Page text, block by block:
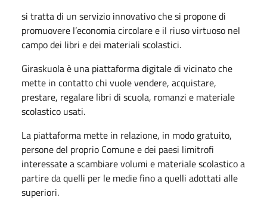
si tratta di un servizio innovativo che si propone di
promuovere l’economia circolare e il riuso virtuoso nel
campo dei libri e dei materiali scolastici.
Giraskuola è una piattaforma digitale di vicinato che
mette in contatto chi vuole vendere, acquistare,
prestare, regalare libri di scuola, romanzi e materiale
scolastico usati.
La piattaforma mette in relazione, in modo gratuito,
persone del proprio Comune e dei paesi limitrofi
interessate a scambiare volumi e materiale scolastico a
partire da quelli per le medie fino a quelli adottati alle
superiori.